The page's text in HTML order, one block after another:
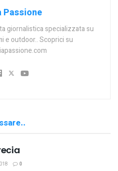
Passione
giornalistica specializzata su
e outdoor.. Scoprici su
0